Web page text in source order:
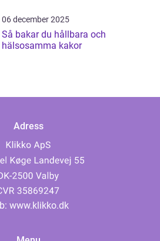
06 december 2025
Så bakar du hållbara och
hälsosamma kakor
Adress
www.klikko.dk